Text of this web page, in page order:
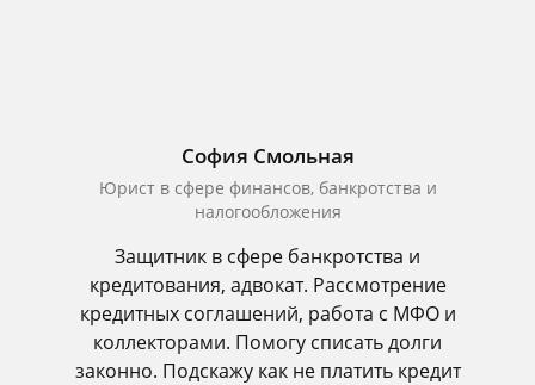
София Смольная
Юрист в сфере финансов, банкротства и
налогообложения
Защитник в сфере банкротства и
кредитования, адвокат. Рассмотрение
кредитных соглашений, работа с МФО и
коллекторами. Помогу списать долги
законно. Подскажу как не платить кредит